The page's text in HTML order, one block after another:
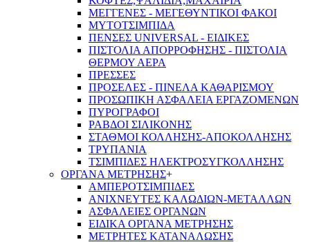
ΜΕΓΓΕΝΕΣ - ΜΕΓΕΘΥΝΤΙΚΟΙ ΦΑΚΟΙ
ΜΥΤΟΤΣΙΜΠΙΔΑ
ΠΕΝΣΕΣ UNIVERSAL - ΕΙΔΙΚΕΣ
ΠΙΣΤΟΛΙΑ ΑΠΟΡΡΟΦΗΣΗΣ - ΠΙΣΤΟΛΙΑ
ΘΕΡΜΟΥ ΑΕΡΑ
ΠΡΕΣΣΕΣ
ΠΡΟΣΕΛΕΣ - ΠΙΝΕΛΑ ΚΑΘΑΡΙΣΜΟΥ
ΠΡΟΣΩΠΙΚΗ ΑΣΦΑΛΕΙΑ ΕΡΓΑΖΟΜΕΝΩΝ
ΠΥΡΟΓΡΑΦΟΙ
ΡΑΒΔΟΙ ΣΙΛΙΚΟΝΗΣ
ΣΤΑΘΜΟΙ ΚΟΛΛΗΣΗΣ-ΑΠΟΚΟΛΛΗΣΗΣ
ΤΡΥΠΑΝΙΑ
ΤΣΙΜΠΙΔΕΣ ΗΛΕΚΤΡΟΣΥΓΚΟΛΛΗΣΗΣ
ΟΡΓΑΝΑ ΜΕΤΡΗΣΗΣ+
ΑΜΠΕΡΟΤΣΙΜΠΙΔΕΣ
ΑΝΙΧΝΕΥΤΕΣ ΚΑΛΩΔΙΩΝ-ΜΕΤΑΛΛΩΝ
ΑΣΦΑΛΕΙΕΣ ΟΡΓΑΝΩΝ
ΕΙΔΙΚΑ ΟΡΓΑΝΑ ΜΕΤΡΗΣΗΣ
ΜΕΤΡΗΤΕΣ ΚΑΤΑΝΑΛΩΣΗΣ